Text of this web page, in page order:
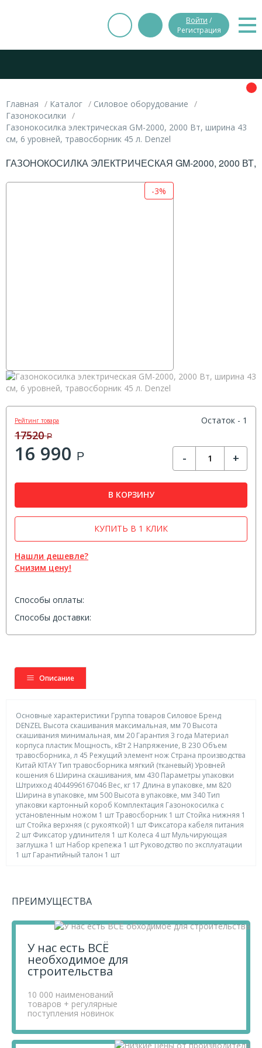
Войти /
Регистрация
Главная Каталог
Силовое оборудование
Газонокосилки
Газонокосилка электрическая GM-2000, 2000 Вт, ширина 43
см, 6 уровней, травосборник 45 л. Denzel
ГАЗОНОКОСИЛКА ЭЛЕКТРИЧЕСКАЯ GM-2000, 2000
-3%
Рейтинг товара Остаток - 1
17520Р
16 990 Р - +
В КОРЗИНУ
Нашли дешевле?
Снизим цену!
КУПИТЬ В 1 КЛИК
Способы оплаты:
Способы доставки:
Описание
Основные характеристики Группа товаров Силовое Бренд
DENZEL Высота скашивания максимальная, мм 70 Высота
скашивания минимальная, мм 20 Гарантия 3 года Материал
корпуса пластик Мощность, кВт 2 Напряжение, В 230 Объем
травосборника, л 45 Режущий элемент нож Страна производства
Китай KITAY Тип травосборника мягкий (тканевый) Уровней
кошения 6 Ширина скашивания, мм 430 Параметры упаковки
Штрихкод 4044996167046 Вес, кг 17 Длина в упаковке, мм 820
Ширина в упаковке, мм 500 Высота в упаковке, мм 340 Тип
упаковки картонный короб Комплектация Газонокосилка с
установленным ножом 1 шт Травосборник 1 шт Стойка нижняя 1
шт Стойка верхняя (с рукояткой) 1 шт Фиксатора кабеля питания
2 шт Фиксатор удлинителя 1 шт Колеса 4 шт Мульчирующая
заглушка 1 шт Набор крепежа 1 шт Руководство по эксплуатации
1 шт Гарантийный талон 1 шт
ширина 43 см, 6 уровней, травосборник 45 л. Denzel по
товары категорииГазонокосилкипо цене от 15 800 ₽ ,
Приобретая продукцию в нашем магазине, вы получаете
товары высокого качества по выгодным ценам, так как
мы проводим детальный анализ рынка, придерживаемся
минимальных розничных цен и выбираем надежных
поставщиков.
Чтобы купить товар Газонокосилка электрическая GM-
2000, 2000 Вт, ширина 43 см, 6 уровней, травосборник
45 л. Denzel, перенесите его в «Корзину» и оформите
ПРЕИМУЩЕСТВА
У нас есть ВСЁ
необходимое для
строительства
10 000 наименований
товаров + регулярные
поступления новинок